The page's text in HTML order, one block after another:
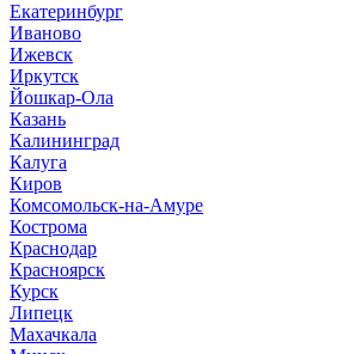
Екатеринбург
Иваново
Ижевск
Иркутск
Йошкар-Ола
Казань
Калининград
Калуга
Киров
Комсомольск-на-Амуре
Кострома
Краснодар
Красноярск
Курск
Липецк
Махачкала